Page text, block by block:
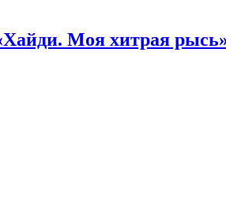
Моя хитрая